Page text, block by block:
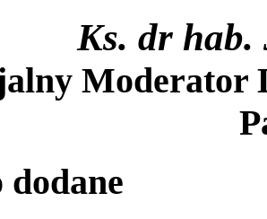
Ks. dr hab.
Moderator
dodane